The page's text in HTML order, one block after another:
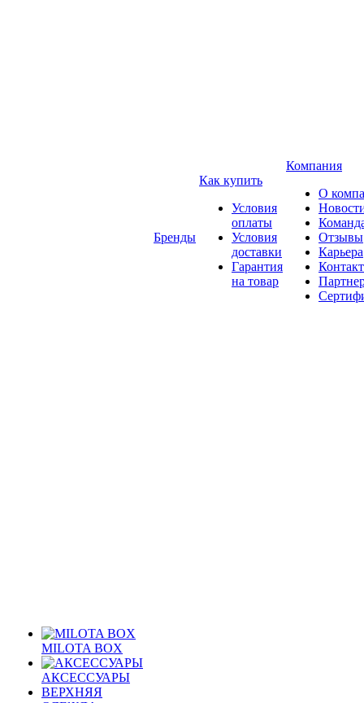
MILOTA BOX
АКСЕССУАРЫ
ВЕРХНЯЯ
Бренды
Как купить
Условия
оплаты
Условия
доставки
Гарантия
на товар
Компания
О
Отзывы
Карьера